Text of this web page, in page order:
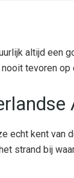
altijd een
tevoren
echt kent van
strand bij